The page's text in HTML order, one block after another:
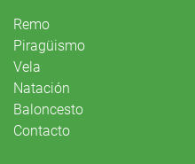
Remo
Piragüismo
Vela
Natación
Baloncesto
Contacto